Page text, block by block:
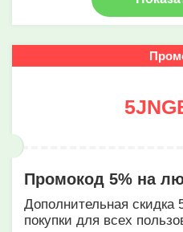
Промокод 5% на
Дополнительная скидка
покупки для всех